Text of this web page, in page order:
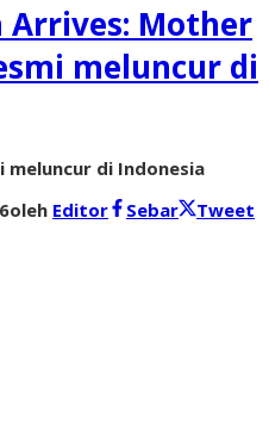
Arrives: Mother
meluncur di
di Indonesia
oleh Editor Sebar Tweet